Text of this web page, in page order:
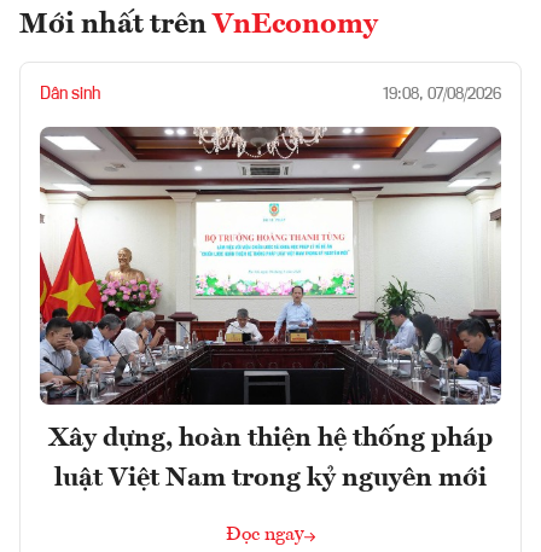
Mới nhất trên VnEconomy
Dân sinh 19:08, 07/08/2026
Xây dựng, hoàn thiện hệ thống pháp
luật Việt Nam trong kỷ nguyên mới
Đọc ngay